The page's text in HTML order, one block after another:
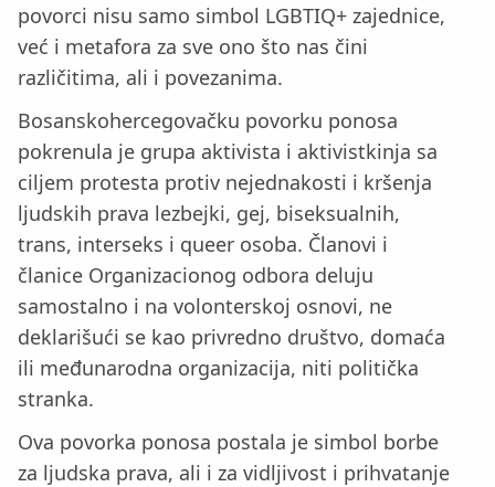
povorci nisu samo simbol LGBTIQ+ zajednice,
već i metafora za sve ono što nas čini
različitima, ali i povezanima.
Bosanskohercegovačku povorku ponosa
pokrenula je grupa aktivista i aktivistkinja sa
ciljem protesta protiv nejednakosti i kršenja
ljudskih prava lezbejki, gej, biseksualnih,
trans, interseks i queer osoba. Članovi i
članice Organizacionog odbora deluju
samostalno i na volonterskoj osnovi, ne
deklarišući se kao privredno društvo, domaća
ili međunarodna organizacija, niti politička
stranka.
Ova povorka ponosa postala je simbol borbe
za ljudska prava, ali i za vidljivost i prihvatanje